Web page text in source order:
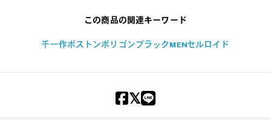
この商品の関連キーワード
千一作ボストンポリゴンブラック MENセルロイド